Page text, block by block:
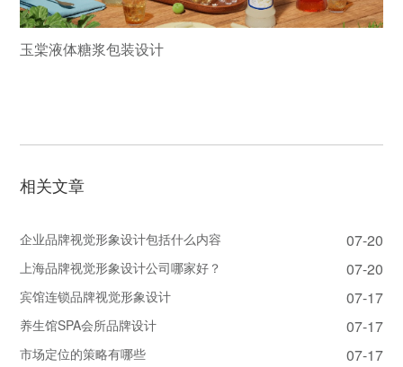
玉棠液体糖浆包装设计
相关文章
企业品牌视觉形象设计包括什么内容 07-20
上海品牌视觉形象设计公司哪家好？ 07-20
宾馆连锁品牌视觉形象设计 07-17
养生馆SPA会所品牌设计 07-17
市场定位的策略有哪些 07-17